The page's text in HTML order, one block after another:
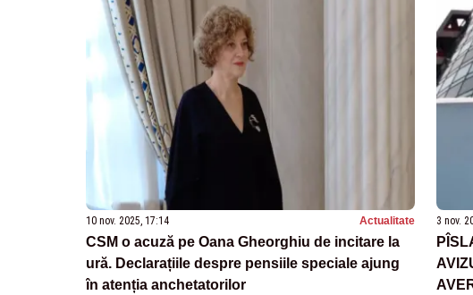
10 nov. 2025, 17:14 Actualitate
CSM o acuză pe Oana Gheorghiu de incitare la
ură. Declarațiile despre pensiile speciale ajung
în atenția anchetatorilor
3 nov.